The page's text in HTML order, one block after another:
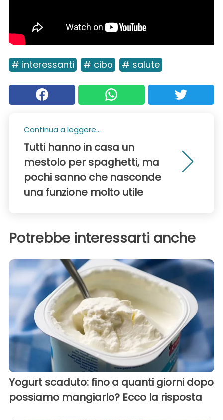
# interessanti # cibo # salute
Continua a leggere...
Tutti hanno in casa un
mestolo per spaghetti, ma
pochi sanno che nasconde
una funzione molto utile
Potrebbe interessarti anche
Yogurt scaduto: fino a quanti giorni dopo
possiamo mangiarlo? Ecco la risposta